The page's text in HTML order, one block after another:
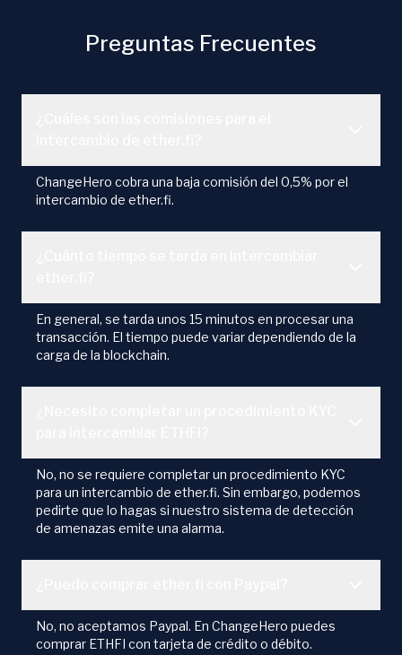
Preguntas Frecuentes
ChangeHero cobra una baja comisión del 0,5% por el
intercambio de ether.fi.
En general, se tarda unos 15 minutos en procesar una
transacción. El tiempo puede variar dependiendo de la
carga de la blockchain.
No, no se requiere completar un procedimiento KYC
para un intercambio de ether.fi. Sin embargo, podemos
pedirte que lo hagas si nuestro sistema de detección
de amenazas emite una alarma.
No, no aceptamos Paypal. En ChangeHero puedes
comprar ETHFI con tarjeta de crédito o débito.